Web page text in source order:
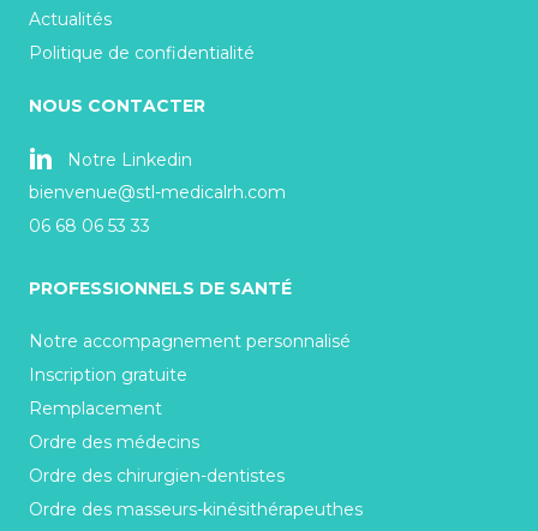
Actualités
Politique de confidentialité
NOUS CONTACTER
Notre Linkedin
bienvenue@stl-medicalrh.com
06 68 06 53 33
PROFESSIONNELS DE SANTÉ
Notre accompagnement personnalisé
Inscription gratuite
Remplacement
Ordre des médecins
Ordre des chirurgien-dentistes
Ordre des masseurs-kinésithérapeuthes